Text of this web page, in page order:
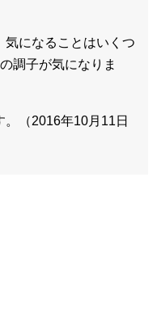
になることはいくつ
調子が気になりま
（2016年10月11日